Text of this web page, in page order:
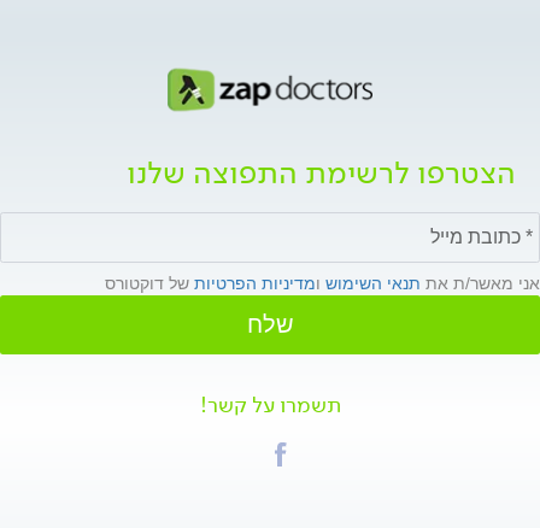
הצטרפו לרשימת התפוצה שלנו
אני מאשר/ת את תנאי השימוש ומדיניות הפרטיות של דוקטורס
שלח
תשמרו על קשר!